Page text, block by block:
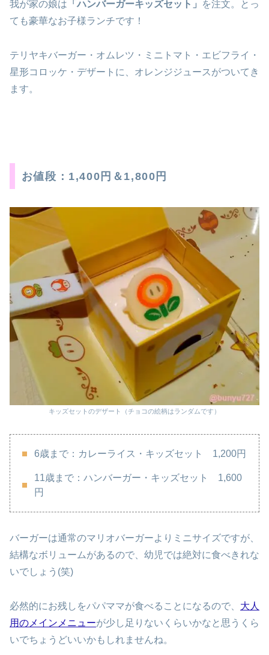
我が家の娘は 「ハンバーガーキッズセット」
を注文。とっ
ても豪華なお子様ランチです！
テリヤキバーガー・オムレツ・ミニトマト・エビフライ・
星形コロッケ・デザートに、オレンジジュースがついてき
ます。
お値段：1,400円＆1,800円
キッズセットのデザート（チョコの絵柄はランダムです）
6歳まで：カレーライス・キッズセット 1,200円
11歳まで：ハンバーガー・キッズセット 1,600
円
バーガーは通常のマリオバーガーよりミニサイズですが、
結構なボリュームがあるので、幼児では絶対に食べきれな
いでしょう(笑)
必然的にお残しをパパママが食べることになるので、 大人
用のメインメニューが少し足りないくらいかなと思うくら
いでちょうどいいかもしれませんね。